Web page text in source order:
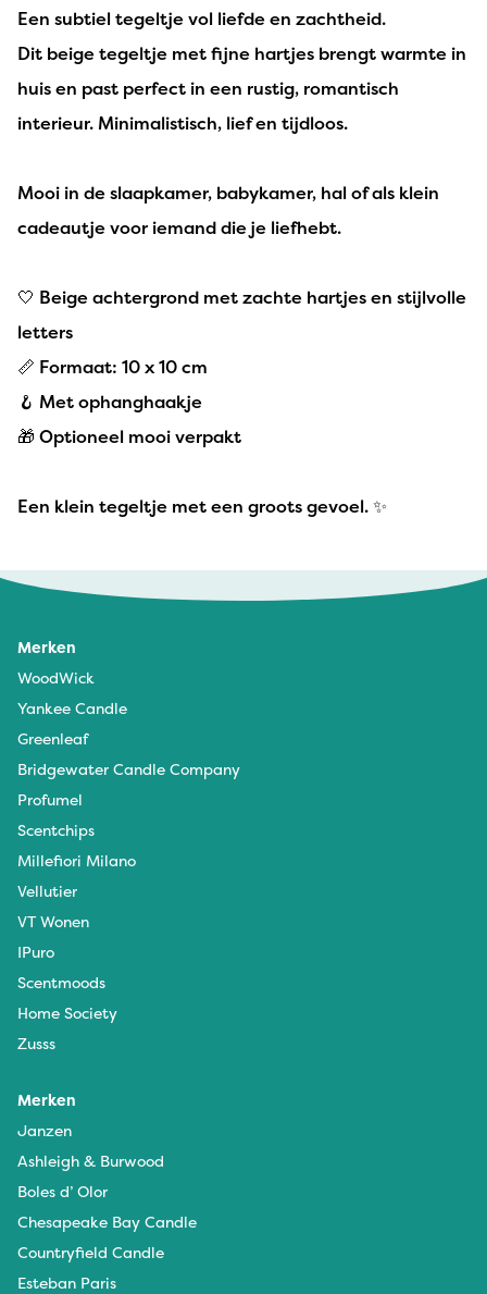
Een subtiel tegeltje vol liefde en zachtheid.
Dit beige tegeltje met fijne hartjes brengt warmte in
huis en past perfect in een rustig, romantisch
interieur. Minimalistisch, lief en tijdloos.
Mooi in de slaapkamer, babykamer, hal of als klein
cadeautje voor iemand die je liefhebt.
🤍 Beige achtergrond met zachte hartjes en stijlvolle
letters
📏 Formaat: 10 x 10 cm
🪝 Met ophanghaakje
🎁 Optioneel mooi verpakt
Een klein tegeltje met een groots gevoel. ✨
Merken
WoodWick
Yankee Candle
Greenleaf
Bridgewater Candle Company
Profumel
Scentchips
Millefiori Milano
Vellutier
VT Wonen
IPuro
Scentmoods
Home Society
Zusss
Merken
Janzen
Ashleigh & Burwood
Boles d’ Olor
Chesapeake Bay Candle
Countryfield Candle
Esteban Paris